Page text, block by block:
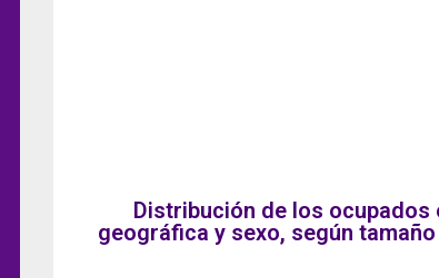
Distribución de los
geográfica y sexo, según